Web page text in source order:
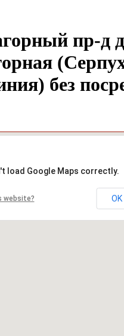
пр-д
без
load Google Maps correctly.
website? OK